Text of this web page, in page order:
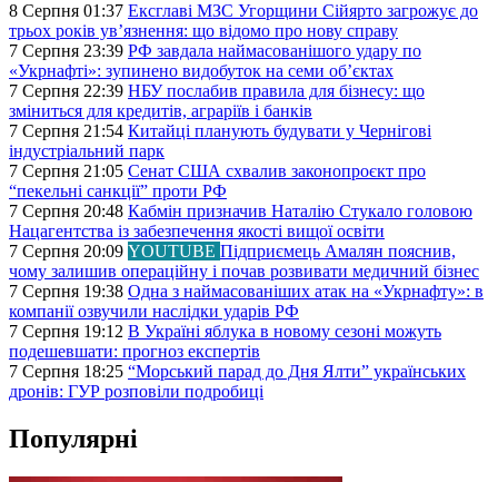
8 Серпня 01:37 Ексглаві МЗС Угорщини Сійярто загрожує до
трьох років ув’язнення: що відомо про нову справу
7 Серпня 23:39 РФ завдала наймасованішого удару по
«Укрнафті»: зупинено видобуток на семи об’єктах
7 Серпня 22:39 НБУ послабив правила для бізнесу: що
зміниться для кредитів, аграріїв і банків
7 Серпня 21:54 Китайці планують будувати у Чернігові
індустріальний парк
7 Серпня 21:05 Сенат США схвалив законопроєкт про
“пекельні санкції” проти РФ
7 Серпня 20:48 Кабмін призначив Наталію Стукало головою
Нацагентства із забезпечення якості вищої освіти
7 Серпня 20:09 YOUTUBE Підприємець Амалян пояснив,
чому залишив операційну і почав розвивати медичний бізнес
7 Серпня 19:38 Одна з наймасованіших атак на «Укрнафту»: в
компанії озвучили наслідки ударів РФ
7 Серпня 19:12 В Україні яблука в новому сезоні можуть
подешевшати: прогноз експертів
7 Серпня 18:25 “Морський парад до Дня Ялти” українських
дронів: ГУР розповіли подробиці
Популярні